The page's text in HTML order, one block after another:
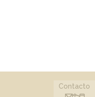
Contacto